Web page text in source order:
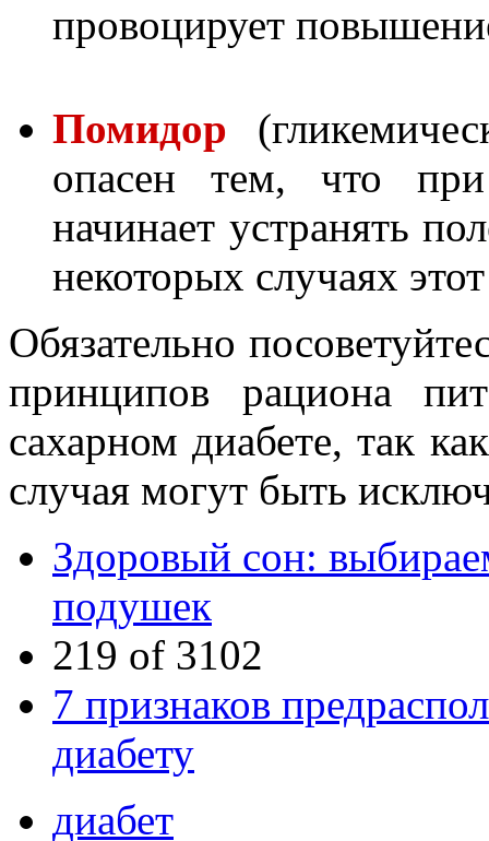
провоцирует
Помидор
опасен тем, что
начинает устранять
некоторых случаях
Обязательно
принципов рациона
сахарном диабете, так
случая могут быть
Здоровый сон:
подушек
219 of 3102
7 признаков
диабету
диабет